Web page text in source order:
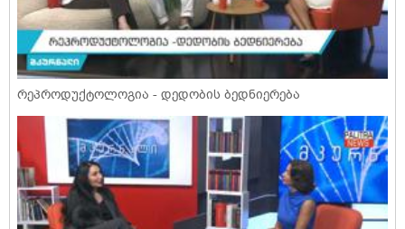
რეპროდუქტოლოგია - დედობის ბედნიერება